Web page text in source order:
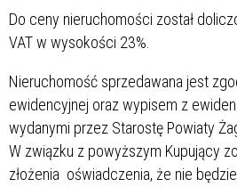
Do ceny nieruchomości został
VAT w wysokości 23%.
Nieruchomość sprzedawana jest
ewidencyjnej oraz wypisem z
wydanymi przez Starostę Powiaty
W związku z powyższym Kupujący
złożenia oświadczenia, że nie